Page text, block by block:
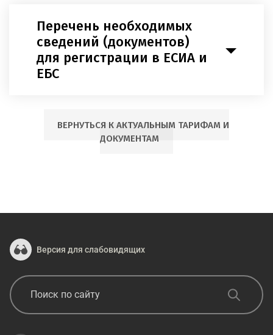
Перечень необходимых
сведений (документов)
для регистрации в ЕСИА и
ЕБС
ВЕРНУТЬСЯ К АКТУАЛЬНЫМ ТАРИФАМ И
ДОКУМЕНТАМ
Версия для слабовидящих